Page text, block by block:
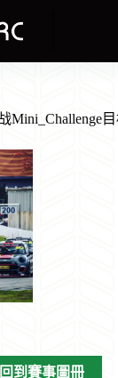
Mini_Challenge
回到賽事圖冊